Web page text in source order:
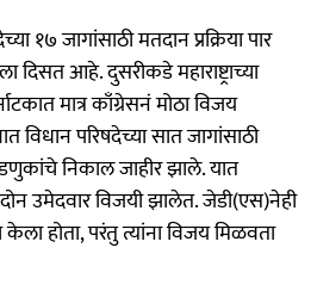
१७ जागांसाठी मतदान प्रक्रिया पार
दिसत आहे. दुसरीकडे महाराष्ट्राच्या
मात्र काँग्रेसनं मोठा विजय
विधान परिषदेच्या सात जागांसाठी
निकाल जाहीर झाले. यात
उमेदवार विजयी झालेत. जेडी(एस)नेही
होता, परंतु त्यांना विजय मिळवता